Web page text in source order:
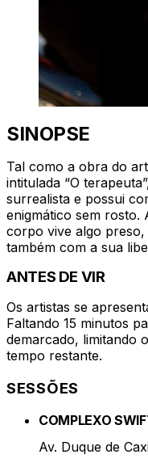
SINOPSE
Tal como a obra do
intitulada “O
surrealista e possui
enigmático sem rosto.
corpo vive algo
também com a sua
ANTES DE VIR
Os artistas se
Faltando 15 minutos
demarcado, limitando
tempo restante.
SESSÕES
COMPLEXO
Av. Duque de